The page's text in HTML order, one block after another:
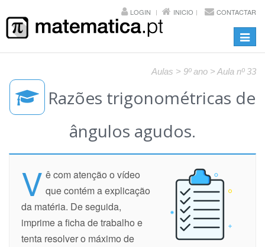
LOGIN INICIO CONTACTAR
Aulas > 9º ano > Aula nº 33
Razões trigonométricas de
ângulos agudos.
V ê com atenção o vídeo
que contém a explicação
da matéria. De seguida,
imprime a ficha de trabalho e
tenta resolver o máximo de